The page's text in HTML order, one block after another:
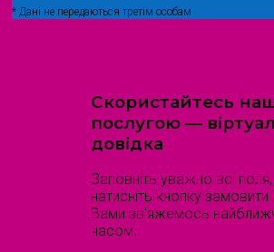
* Дані не передаються третім особам
Скористайтесь
послугою —
довідка
Заповніть уважно всі поля,
натисніть кнопку замовити
Вами зв'яжемось
часом.